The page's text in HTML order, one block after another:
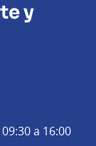
y
a 16:00